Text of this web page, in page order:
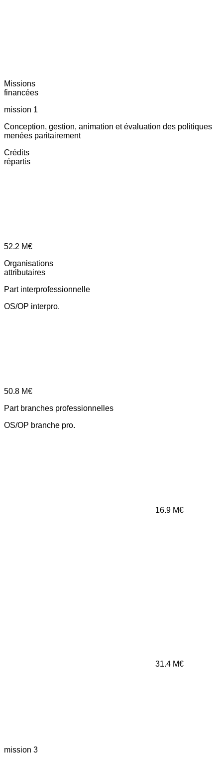
Missions
financées
mission 1
Conception, gestion, animation et évaluation des politiques
menées paritairement
Crédits
répartis
52.2 M€
Organisations
attributaires
Part interprofessionnelle
OS/OP interpro.
50.8 M€
Part branches professionnelles
OS/OP branche pro.
16.9 M€
31.4 M€
mission 3